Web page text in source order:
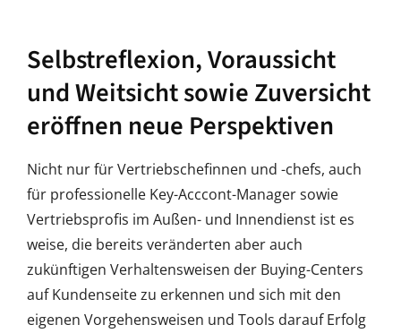
Selbstreflexion, Voraussicht
und Weitsicht sowie Zuversicht
eröffnen neue Perspektiven
Nicht nur für Vertriebschefinnen und -chefs, auch
für professionelle Key-Acccont-Manager sowie
Vertriebsprofis im Außen- und Innendienst ist es
weise, die bereits veränderten aber auch
zukünftigen Verhaltensweisen der Buying-Centers
auf Kundenseite zu erkennen und sich mit den
eigenen Vorgehensweisen und Tools darauf Erfolg